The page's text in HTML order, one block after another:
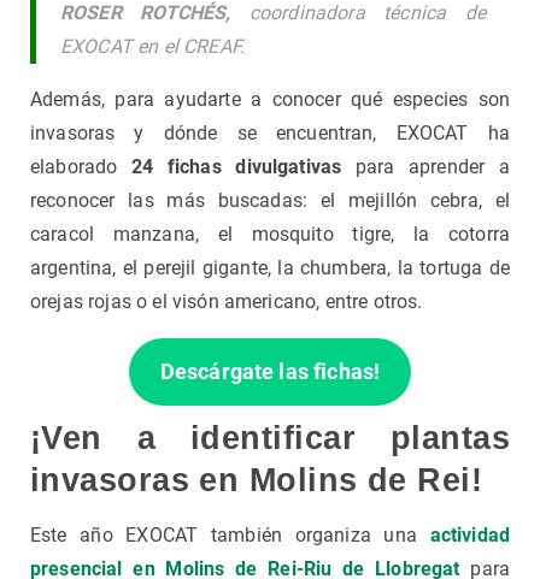
ROSER ROTCHÉS, coordinadora técnica de
EXOCAT en el CREAF.
Además, para ayudarte a conocer qué especies son
invasoras y dónde se encuentran, EXOCAT ha
elaborado 24 fichas divulgativas para aprender a
reconocer las más buscadas: el mejillón cebra, el
caracol manzana, el mosquito tigre, la cotorra
argentina, el perejil gigante, la chumbera, la tortuga de
orejas rojas o el visón americano, entre otros.
Descárgate las fichas!
¡Ven a identificar plantas
invasoras en Molins de Rei!
Este año EXOCAT también organiza una
actividad
presencial en Molins de Rei-Riu de Llobregat para